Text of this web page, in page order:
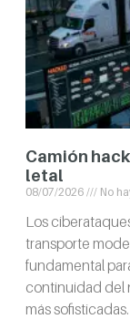
Camión
letal
08/07/2026 No
Los
transporte
fundamental
continuidad del
más sofisticadas.